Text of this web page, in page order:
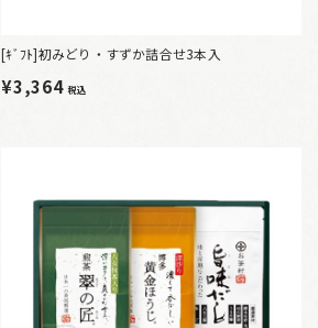
[ｷﾞﾌﾄ]初みどり・すずか詰合せ3本入
¥3,364税込